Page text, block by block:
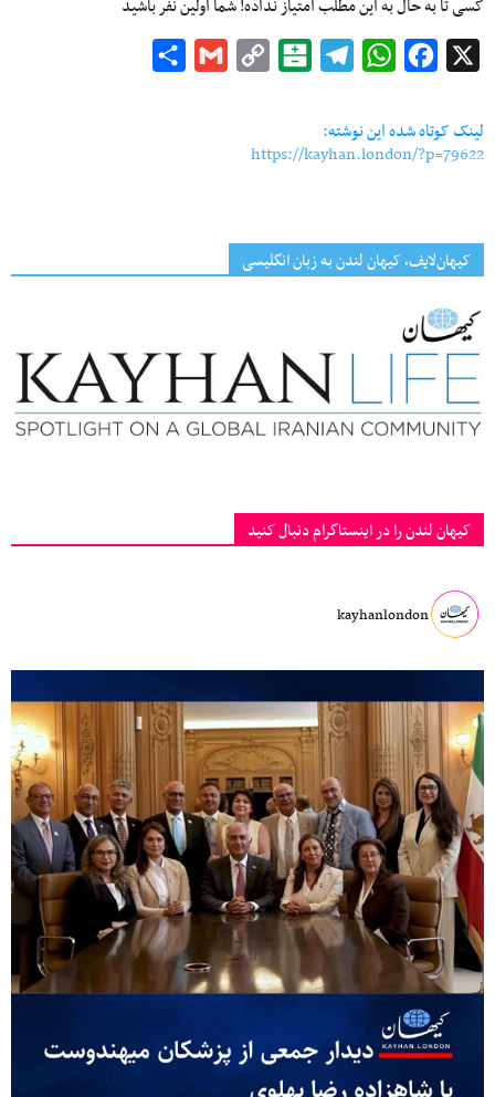
کسی تا به حال به این مطلب امتیاز نداده! شما اولین نفر باشید
Facebook
WhatsApp
Telegram
Balatarin
Copy
Gmail
لینک کوتاه شده این نوشته:
https://kayhan.london/?p=79622
کیهان‌لایف، کیهان لندن به زبان انگلیسی
کیهان لندن را در اینستاگرام دنبال کنید
kayhanlondon